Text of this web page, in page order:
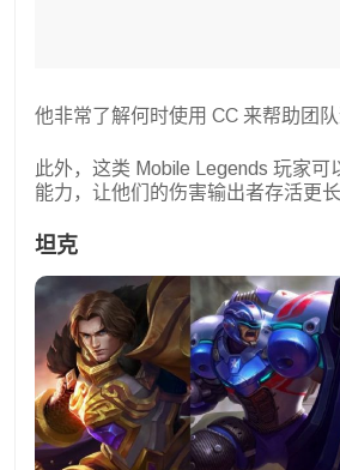
他非常了解何时使用 CC 来帮助团队
此外，这类 Mobile Legends 玩家可
能力，让他们的伤害输出者存活更长
坦克